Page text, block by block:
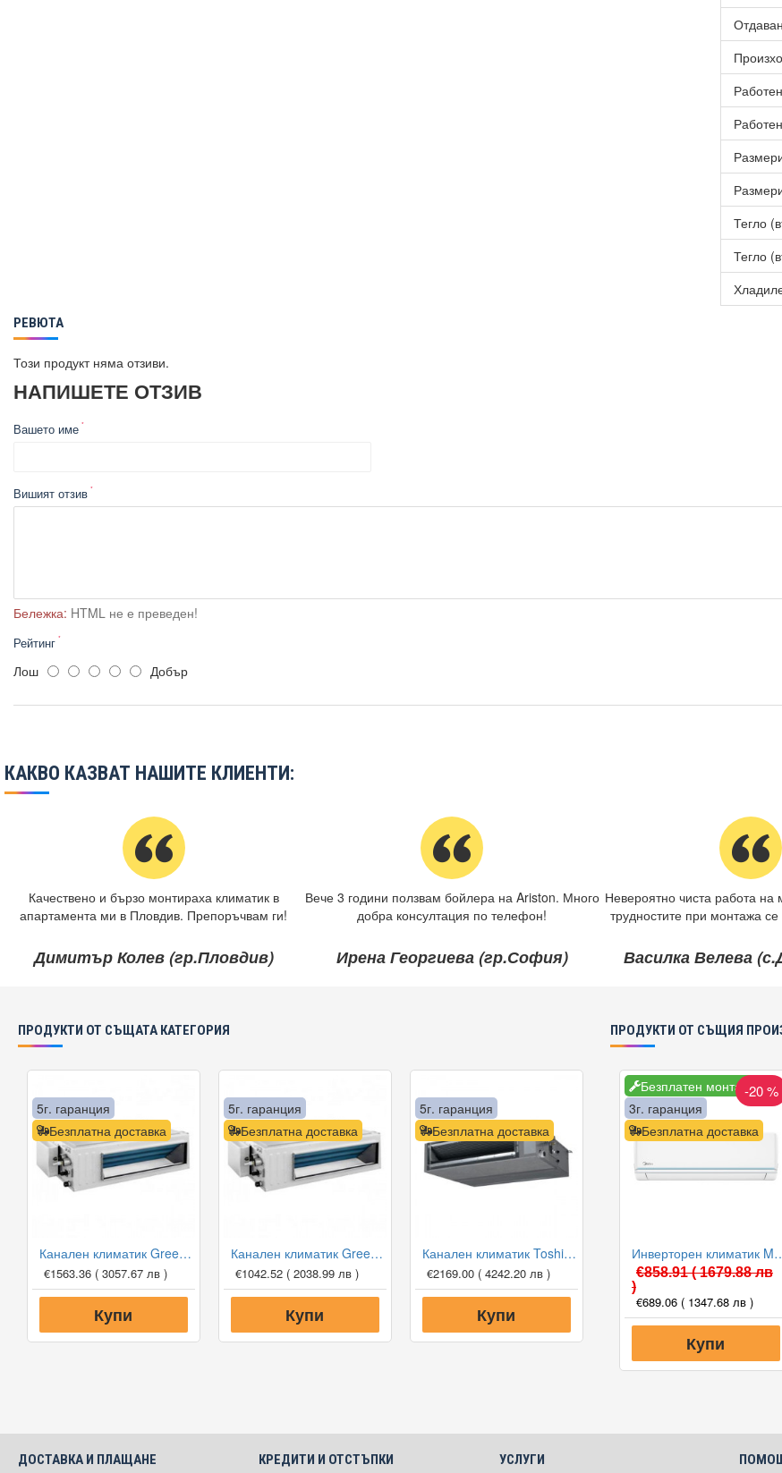
Тегло
Тегло
РЕВЮТА
Този продукт няма отзиви.
НАПИШЕТЕ ОТЗИВ
Вашето име
Вишият отзив
Бележка: HTML не е преведен!
Рейтинг
Лош Добър
КАКВО КАЗВАТ НАШИТЕ КЛИЕНТИ:
Качествено и бързо монтираха климатик в
апартамента ми в Пловдив. Препоръчвам ги!
Димитър Колев (гр.Пловдив)
Вече 3 години ползвам бойлера на Ariston. Много
добра консултация по телефон!
Ирена Георгиева (гр.София)
Невероятно чиста работа на
трудностите при монтажа
Василка Велева
ПРОДУКТИ ОТ СЪЩАТА КАТЕГОРИЯ
Безплатна доставка
5г. гаранция
Канален климатик Gree GUD71PH1-A/GUD71W1-NhA-S, 24 000 BTU, Клас A++
€1563.36 ( 3057.67 лв )
Купи
Безплатна доставка
5г. гаранция
Канален климатик Gree GUD35P1/GUD35W1-NhA-S, 12 000 BTU, Клас A++
€1042.52 ( 2038.99 лв )
Купи
Безплатна доставка
5г. гаранция
Канален климатик Toshiba RAV-RM301SDT-E/RAV-GM301ATP-E Digital Inverter, 9 000 BTU, Клас А++
€2169.00 ( 4242.20 лв )
Купи
ПРОДУКТИ ОТ СЪЩИЯ
Безплатен монтаж
Безплатна доставка
3г. гаранция
-20 %
Инверторен климатик Midea AG2Eco-
€858.91( 1679.88 лв
)
€689.06 ( 1347.68 лв )
Купи
ДОСТАВКА И ПЛАЩАНЕ КРЕДИТИ И ОТСТЪПКИ УСЛУГИ